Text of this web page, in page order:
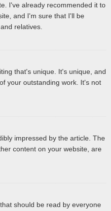
I've already recommended it to
and I'm sure that I'll be
relatives.
that's unique. It's unique, and
your outstanding work. It's not
impressed by the article. The
content on your website, are
should be read by everyone